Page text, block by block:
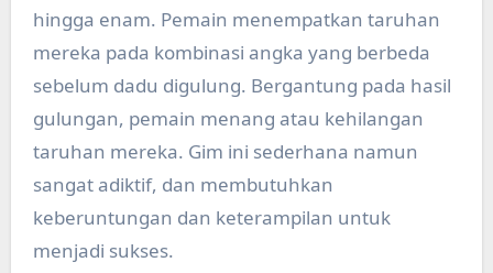
hingga enam. Pemain menempatkan taruhan
mereka pada kombinasi angka yang berbeda
sebelum dadu digulung. Bergantung pada hasil
gulungan, pemain menang atau kehilangan
taruhan mereka. Gim ini sederhana namun
sangat adiktif, dan membutuhkan
keberuntungan dan keterampilan untuk
menjadi sukses.